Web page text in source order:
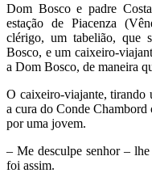
Dom Bosco e padre
estação de Piacenza
clérigo, um tabelião, que
Bosco, e um caixeiro-
a Dom Bosco, de maneira
O caixeiro-viajante, tirando
a cura do Conde
por uma jovem.
– Me desculpe senhor –
foi assim.